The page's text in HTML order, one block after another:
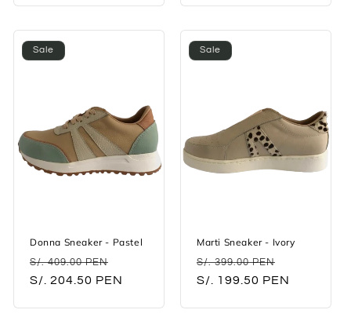
Sale
Donna Sneaker - Pastel
Regular
price
S/. 409.00 PEN
price
S/. 204.50 PEN
Sale
Marti Sneaker - Ivory
Regular
price
S/. 399.00 PEN
price
S/. 199.50 PEN